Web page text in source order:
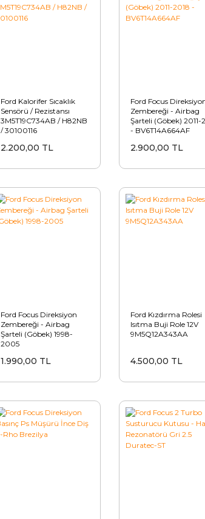
Ford Kalorifer Sıcaklık
Sensörü / Rezistansı
3M5T19C734AB / H82NB
/ 30100116
2.200,00 TL
Ford Focus
Zembereği - Airbag
Şarteli (Göbek) 2011-
- BV6T14A664AF
2.900,00 TL
Ford Focus Direksiyon
Zembereği - Airbag
Şarteli (Göbek) 1998-
2005
1.990,00 TL
Ford Kızdırma Rolesi
Isıtma Buji Role 12V
9M5Q12A343AA
4.500,00 TL